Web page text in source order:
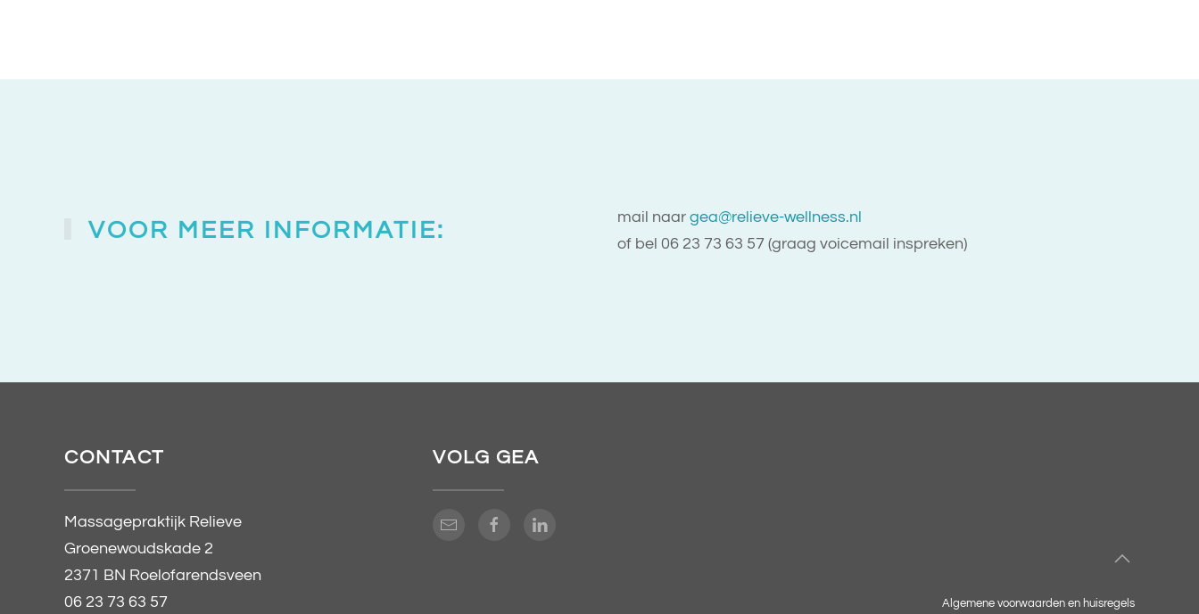
VOOR MEER INFORMATIE:
mail naar gea@relieve-wellness.nl
of bel 06 23 73 63 57 (graag voicemail inspreken)
CONTACT
Massagepraktijk Relieve
Groenewoudskade 2
2371 BN Roelofarendsveen
06 23 73 63 57
VOLG GEA
Algemene voorwaarden en huisregels